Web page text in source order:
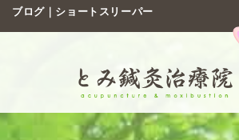
ブログ｜ショートスリーパー